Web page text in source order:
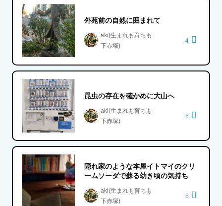
外苑前の自然に囲まれて
aki(生まれも育ちも
下赤塚)
4
昆虫の存在を確かめに大山へ
aki(生まれも育ちも
下赤塚)
6
隠れ家のような本屋イトマイのクリ
ームソーダで蘇る幼き頃の気持ち
aki(生まれも育ちも
下赤塚)
8